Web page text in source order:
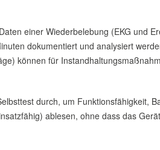
einer Wiederbelebung (EKG und
dokumentiert und analysiert
können für
durch, um Funktionsfähigkeit,
ablesen, ohne dass das